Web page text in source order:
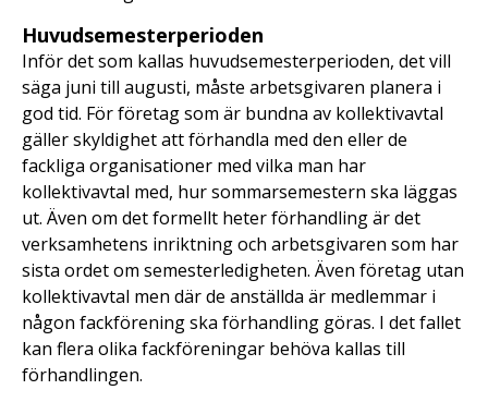
Huvudsemesterperioden
Inför det som kallas huvudsemesterperioden, det vill
säga juni till augusti, måste arbetsgivaren planera i
god tid. För företag som är bundna av kollektivavtal
gäller skyldighet att förhandla med den eller de
fackliga organisationer med vilka man har
kollektivavtal med, hur sommarsemestern ska läggas
ut. Även om det formellt heter förhandling är det
verksamhetens inriktning och arbetsgivaren som har
sista ordet om semesterledigheten. Även företag utan
kollektivavtal men där de anställda är medlemmar i
någon fackförening ska förhandling göras. I det fallet
kan flera olika fackföreningar behöva kallas till
förhandlingen.